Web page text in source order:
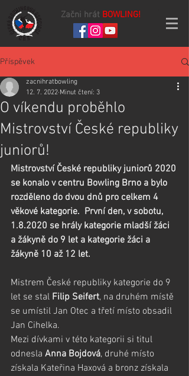
Začni hrát BOWLING!
Příspěvek
O víkendu proběhlo
Mistrovství České republiky
juniorů!
zacnihratbowling
12. 7. 2022 Minut čtení: 3
Mistrovství České republiky juniorů 2020
se konalo v centru Bowling Brno a bylo
rozděleno do dvou dnů pro celkem 4
věkové kategorie.  První den, v sobotu,
1.8.2020 se hrály kategorie mladší žáci
a žákyně do 9 let a kategorie žáci a
žákyně 10 až 12 let.
Mistrem České republiky kategorie do 9
let se stal Filip Seifert, na druhém místě
se umístil Jan Otec a třetí místo obsadil
Jan Cihelka.
Mezi dívkami v této kategorii si titul
odnesla Anna Bojdová, druhé místo
získala Kateřina Haxová a bronz získala